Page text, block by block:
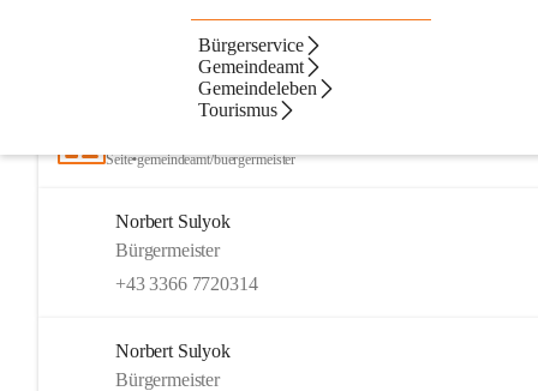
Bürgerservice
Gemeindeamt
Gemeindeleben
Tourismus
Artikel Kontakte
Seite•gemeindeamt/buergermeister
Norbert Sulyok
Bürgermeister
+43 3366 7720314
Norbert Sulyok
Bürgermeister